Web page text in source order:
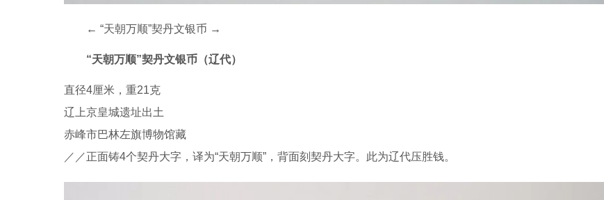
← “天朝万顺”契丹文银币 →
“天朝万顺”契丹文银币（辽代）
直径4厘米，重21克
辽上京皇城遗址出土
赤峰市巴林左旗博物馆藏
／／正面铸4个契丹大字，译为“天朝万顺”，背面刻契丹大字。此为辽代压胜钱。